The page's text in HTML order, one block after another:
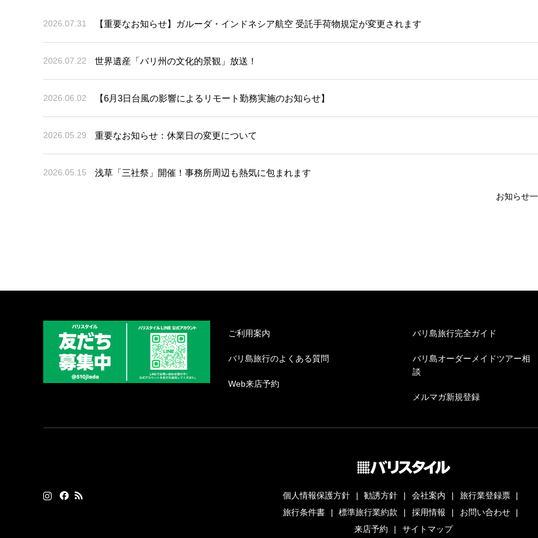
2026.07.31 【重要なお知らせ】ガルーダ・インドネシア航空 受託手荷物規定が変更されます
2026.07.22 世界遺産「バリ州の文化的景観」放送！
2026.06.02 【6月3日台風の影響によるリモート勤務実施のお知らせ】
2026.05.29 重要なお知らせ：休業日の変更について
2026.05.15 浅草「三社祭」開催！事務所周辺も熱気に包まれます
お知らせ
ご利用案内
バリ島旅行のよくある質問
Web来店予約
バリ島旅行完全ガイド
バリ島オーダーメイドツアー相
談
メルマガ新規登録
個人情報保護方針 勧誘方針 会社案内
旅行業登録票
旅行条件書
標準旅行業約款 採用情報
お問い合わせ
来店予約
サイトマップ